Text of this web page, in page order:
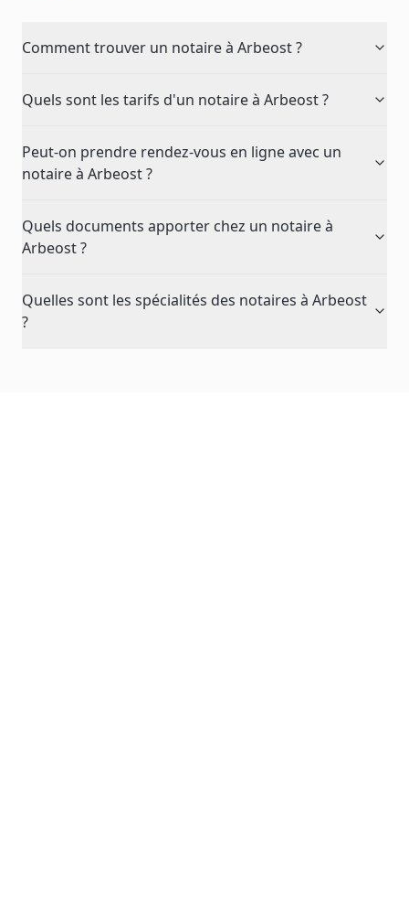
Comment trouver un notaire à Arbeost ?
Quels sont les tarifs d'un notaire à Arbeost ?
Peut-on prendre rendez-vous en ligne avec un
notaire à Arbeost ?
Quels documents apporter chez un notaire à
Arbeost ?
Quelles sont les spécialités des notaires à Arbeost
?